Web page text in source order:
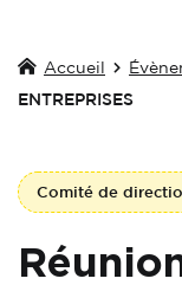
Accueil
ENTREPRISES
Comité de